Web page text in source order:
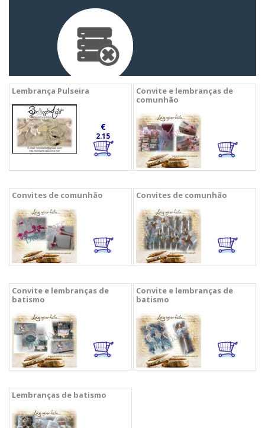
Lembrança Pulseira
€
2.15
Convite e lembranças de
comunhão
Convites de comunhão Convites de comunhão
Convite e lembranças de
batismo
Convite e lembranças de
batismo
Lembranças de batismo